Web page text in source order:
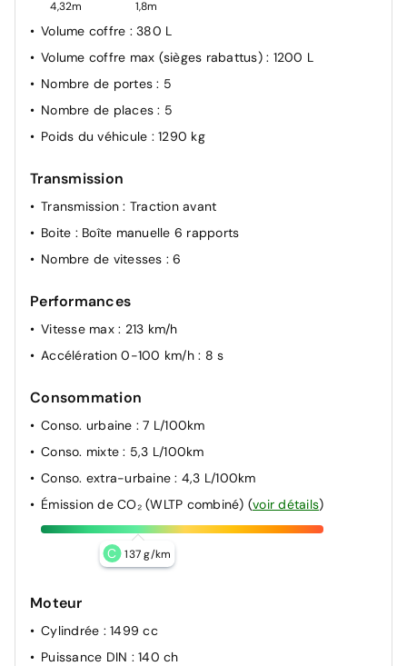
4,32m 1,8m
Volume coffre : 380 L
Volume coffre max (sièges rabattus) : 1200 L
Nombre de portes: 5
Nombre de places: 5
Poids du véhicule : 1290 kg
Transmission
Transmission: Traction avant
Boite : Boîte manuelle 6 rapports
Nombre de vitesses : 6
Performances
Vitesse max : 213 km/h
Accélération 0-100 km/h : 8 s
Consommation
Conso. urbaine : 7 L/100km
Conso. mixte: 5,3 L/100km
Conso. extra-urbaine: 4,3 L/100km
Émission de CO₂ (WLTP combiné) (voir détails)
C 137 g/km
Moteur
Cylindrée : 1499 cc
Puissance DIN : 140 ch